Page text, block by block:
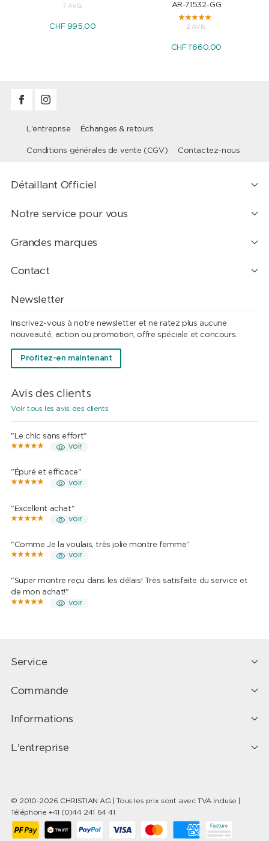
7 AVIS
CHF 995.00
AR-71532-GG
2 AVIS
CHF 1'660.00
L'entreprise Échanges & retours
Conditions générales de vente (CGV) Contactez-nous
Détaillant Officiel
Notre service pour vous
Grandes marques
Contact
Newsletter
Inscrivez-vous à notre newsletter et ne ratez plus aucune
nouveauté, action ou promotion, offre spéciale et concours.
Profitez-en maintenant
Avis des clients
Voir tous les avis des clients
"Le chic sans effort"
voir
"Épuré et efficace"
voir
"Excellent achat"
voir
"Comme Je la voulais, très jolie montre femme"
voir
"Super montre reçu dans les délais! Très satisfaite du service et
de mon achat!"
voir
Service
Commande
Informations
L'entreprise
© 2010-2026 CHRISTIAN AG | Tous les prix sont avec TVA incluse |
Téléphone +41 (0)44 241 64 41